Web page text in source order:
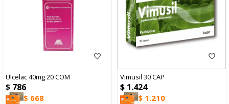
Ulcelac 40mg 20 COM
$ 786
$ 668
Vimusil 30 CAP
$ 1.424
$ 1.210